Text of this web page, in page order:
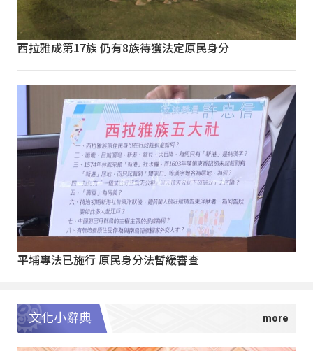
西拉雅成第17族 仍有8族待獲法定原民身分
平埔專法已施行 原民身分法暫緩審查
文化小辭典